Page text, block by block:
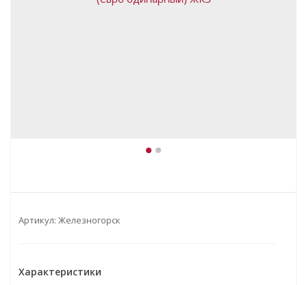
Артикул: Железногорск
Характеристики